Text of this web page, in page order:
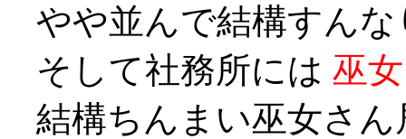
やや並んで結構すん
そして社務所には 巫
結構ちんまい巫女さ